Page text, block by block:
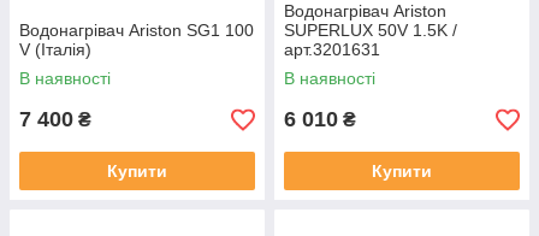
Водонагрівач Ariston SG1 100
V (Італія)
В наявності
7 400 ₴
Купити
Водонагрівач Ariston
SUPERLUX 50V 1.5K /
арт.3201631
В наявності
6 010 ₴
Купити